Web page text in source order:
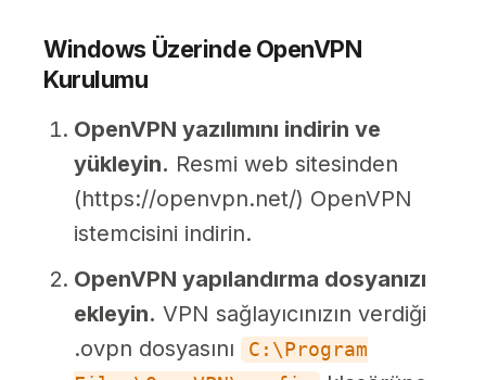
Windows Üzerinde OpenVPN
Kurulumu
OpenVPN yazılımını indirin ve
yükleyin. Resmi web sitesinden
(https://openvpn.net/) OpenVPN
istemcisini indirin.
OpenVPN yapılandırma dosyanızı
ekleyin. VPN sağlayıcınızın verdiği
.ovpn dosyasını
C:\Program